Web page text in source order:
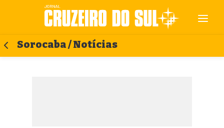
Sorocaba / Notícias